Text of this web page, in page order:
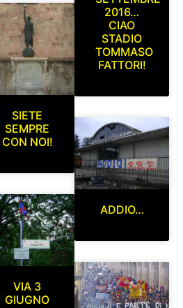
SIETE
SEMPRE
CON NOI!
VIA 3
GIUGNO
2016…
CIAO
STADIO
TOMMASO
FATTORI!
ADDIO…